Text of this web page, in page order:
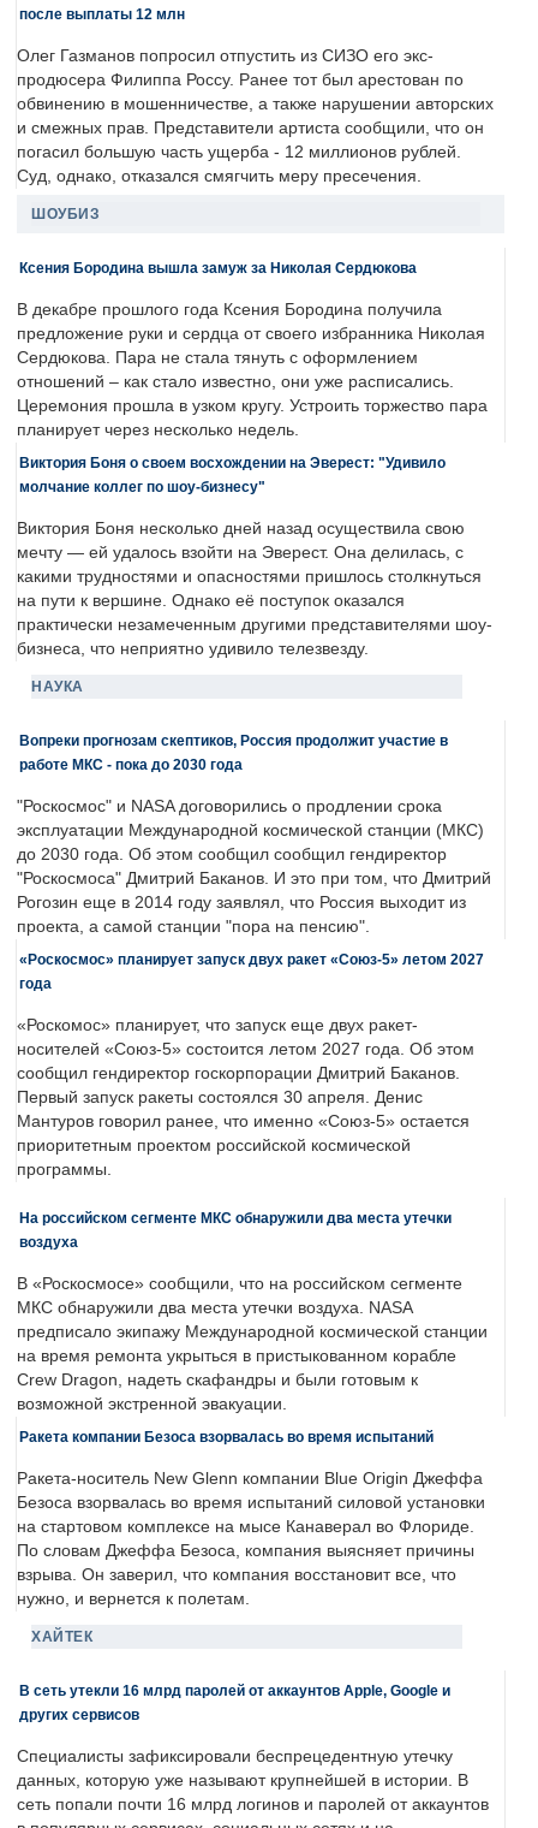
после выплаты 12 млн
Олег Газманов попросил отпустить из СИЗО его экс-
продюсера Филиппа Россу. Ранее тот был арестован по
обвинению в мошенничестве, а также нарушении авторских
и смежных прав. Представители артиста сообщили, что он
погасил большую часть ущерба - 12 миллионов рублей.
Суд, однако, отказался смягчить меру пресечения.
ШОУБИЗ
Ксения Бородина вышла замуж за Николая Сердюкова
В декабре прошлого года Ксения Бородина получила
предложение руки и сердца от своего избранника Николая
Сердюкова. Пара не стала тянуть с оформлением
отношений – как стало известно, они уже расписались.
Церемония прошла в узком кругу. Устроить торжество пара
планирует через несколько недель.
Виктория Боня о своем восхождении на Эверест: "Удивило
молчание коллег по шоу-бизнесу"
Виктория Боня несколько дней назад осуществила свою
мечту — ей удалось взойти на Эверест. Она делилась, с
какими трудностями и опасностями пришлось столкнуться
на пути к вершине. Однако её поступок оказался
практически незамеченным другими представителями шоу-
бизнеса, что неприятно удивило телезвезду.
НАУКА
Вопреки прогнозам скептиков, Россия продолжит участие в
работе МКС - пока до 2030 года
"Роскосмос" и NASA договорились о продлении срока
эксплуатации Международной космической станции (МКС)
до 2030 года. Об этом сообщил сообщил гендиректор
"Роскосмоса" Дмитрий Баканов. И это при том, что Дмитрий
Рогозин еще в 2014 году заявлял, что Россия выходит из
проекта, а самой станции "пора на пенсию".
«Роскосмос» планирует запуск двух ракет «Союз-5» летом 2027
года
«Роскомос» планирует, что запуск еще двух ракет-
носителей «Союз-5» состоится летом 2027 года. Об этом
сообщил гендиректор госкорпорации Дмитрий Баканов.
Первый запуск ракеты состоялся 30 апреля. Денис
Мантуров говорил ранее, что именно «Союз-5» остается
приоритетным проектом российской космической
программы.
На российском сегменте МКС обнаружили два места утечки
воздуха
В «Роскосмосе» сообщили, что на российском сегменте
МКС обнаружили два места утечки воздуха. NASA
предписало экипажу Международной космической станции
на время ремонта укрыться в пристыкованном корабле
Crew Dragon, надеть скафандры и были готовым к
возможной экстренной эвакуации.
Ракета компании Безоса взорвалась во время испытаний
Ракета-носитель New Glenn компании Blue Origin Джеффа
Безоса взорвалась во время испытаний силовой установки
на стартовом комплексе на мысе Канаверал во Флориде.
По словам Джеффа Безоса, компания выясняет причины
взрыва. Он заверил, что компания восстановит все, что
нужно, и вернется к полетам.
ХАЙТЕК
В сеть утекли 16 млрд паролей от аккаунтов Apple, Google и
других сервисов
Специалисты зафиксировали беспрецедентную утечку
данных, которую уже называют крупнейшей в истории. В
сеть попали почти 16 млрд логинов и паролей от аккаунтов